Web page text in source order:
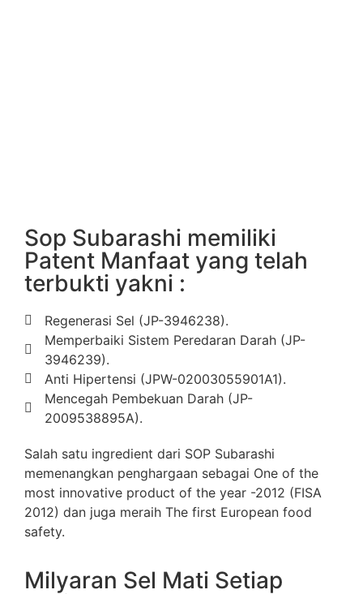
Sop Subarashi memiliki
Patent Manfaat yang telah
terbukti yakni :
Regenerasi Sel (JP-3946238).
Memperbaiki Sistem Peredaran Darah (JP-
3946239).
Anti Hipertensi (JPW-02003055901A1).
Mencegah Pembekuan Darah (JP-
2009538895A).
Salah satu ingredient dari SOP Subarashi
memenangkan penghargaan sebagai One of the
most innovative product of the year -2012 (FISA
2012) dan juga meraih The first European food
safety.
Milyaran Sel Mati Setiap